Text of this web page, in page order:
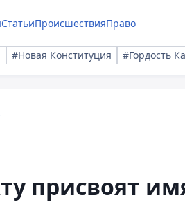
СтатьиПроисшествияПраво
#Новая Конституция #Гордость
присвоят